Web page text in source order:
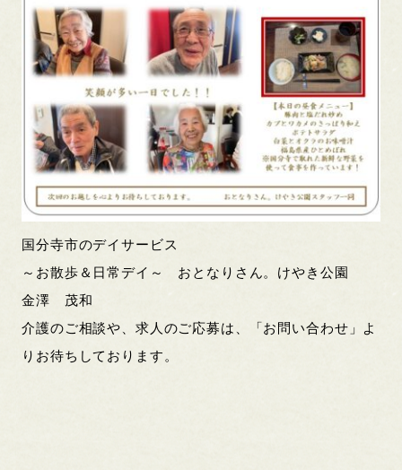
国分寺市のデイサービス
～お散歩＆日常デイ～ おとなりさん。けやき公園
金澤 茂和
介護のご相談や、求人のご応募は、「お問い合わせ」よ
りお待ちしております。